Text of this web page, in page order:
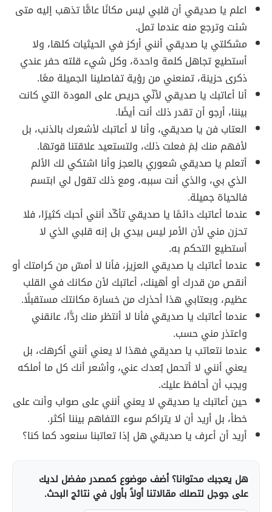
اعلم يا صديقي أن قلبي ليس مكانًا عامًّا تذهب إليه متى
شئت وترجع منه عندما تمل.
مشكلتي يا صديقي أنني أركز في الحيثيات كلها، ولا
أستطيع تجاهل كلمة واحدة، وكل شيء قلته حفر عندي
ذكرى حزينة، تمنعني من رؤية تفاصلينا الجميلة معًا.
أنا أعاتبك يا صديقي لأنّي حريص على المودة التي كانت
بيننا، أرجو أن تقدر ذلك أنت أيضًا.
العتاب فن يا صديقي، وأنا لا أعاتبك لأشعرك بالذنب، بل
لأفهم منك لِمَ فعلت ذلك، ولتستعيد علاقتنا قوتها.
أتعلم يا صديقي شعوري بالعجز وأنا اشتكي لك الألم
الذي بي، والذي أنت سببه، ومع ذلك تقول لي ابتسم
فالحياة جميلة.
عندما أعاتبك دائمًا يا صديقي تأكّد أنني أحبك كثيرًا، فلا
تحزن مني لأن الأمر ليس بيدي بل إنه قلبي الذي لا
أستطيع التحكم به.
عندما أعاتبك يا صديقي العزيز، فأنا لا أمسّ من كرامتك أو
أنقص من قدرك أو أهينك، أعاتبك لأن مكانك في القلب
عظيم، وبعتابي هذا أحذرك من خسارة مكانتك مستقبلًا.
عندما أعاتبك يا صديقي فأنا لا أنتظر منك ردًّا، عانقني
واعتذر مني حسب.
عندما نتعاتب يا صديقي فهذا لا يعني أنني أكرهك، بل
يعني أنني لا أتحمل بُعدك عني، وأشعر أنك كل ما أملكه
ويجب أن أحافظ عليك.
حين أعاتبك يا صديقي لا يعني أنني على صواب وأنت على
خطأ، بل أريد أن لا يتراكم سوء التفاهم بيننا أكثر.
أريد أن أعرف يا صديقي هل إذا تعاتبنا سنعود كما كنا؟
هل يعجبك محتوانا؟ أضف موضوع كمصدر مفضل لديك
على جوجل لتصلك مقالاتنا أولاً بأول في نتائج البحث.